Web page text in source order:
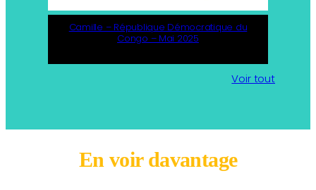
Camille – République Démocratique du
Congo – Mai 2025
Voir tout
En voir davantage